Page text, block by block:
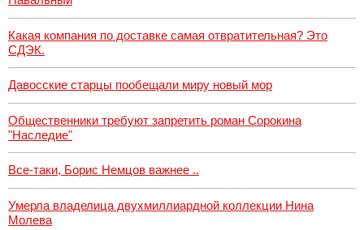
Какая компания по доставке самая отвратительная? Это
СДЭК.
Давосские старцы пообещали миру новый мор
Общественники требуют запретить роман Сорокина
"Наследие"
Все-таки, Борис Немцов важнее ..
Умерла владелица двухмиллиардной коллекции Нина
Молева